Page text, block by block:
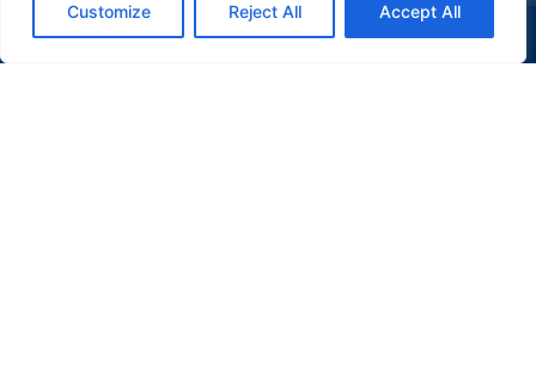
Customize Reject All Accept All
(47) 9 9977-7630